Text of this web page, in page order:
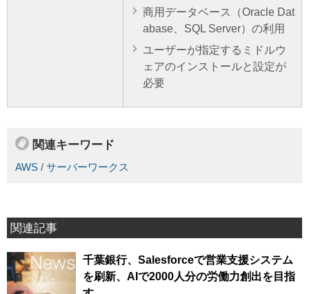
商用データベース（Oracle Dat
abase、SQL Server）の利用
ユーザーが指定するミドルウ
ェアのインストールと設定が
必要
関連キーワード
AWS / サーバーワークス
関連記事
千葉銀行、Salesforceで営業支援システム
を刷新、AIで2000人分の労働力創出を目指